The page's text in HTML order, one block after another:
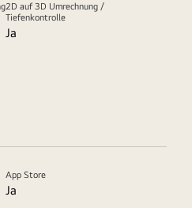
2D auf 3D Umrechnung /
Tiefenkontrolle
Ja
App Store
Ja